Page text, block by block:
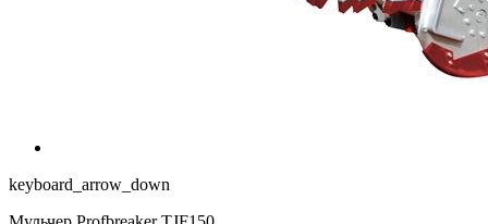
keyboard_arrow_down